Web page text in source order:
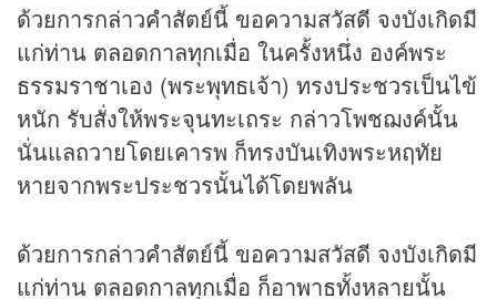
ด้วยการกล่าวคำสัตย์นี้ ขอความสวัสดี จงบังเกิดมี
แก่ท่าน ตลอดกาลทุกเมื่อ ในครั้งหนึ่ง องค์พระ
ธรรมราชาเอง (พระพุทธเจ้า) ทรงประชวรเป็นไข้
หนัก รับสั่งให้พระจุนทะเถระ กล่าวโพชฌงค์นั้น
นั่นแลถวายโดยเคารพ ก็ทรงบันเทิงพระหฤทัย
หายจากพระประชวรนั้นได้โดยพลัน
ด้วยการกล่าวคำสัตย์นี้ ขอความสวัสดี จงบังเกิดมี
แก่ท่าน ตลอดกาลทุกเมื่อ ก็อาพาธทั้งหลายนั้น